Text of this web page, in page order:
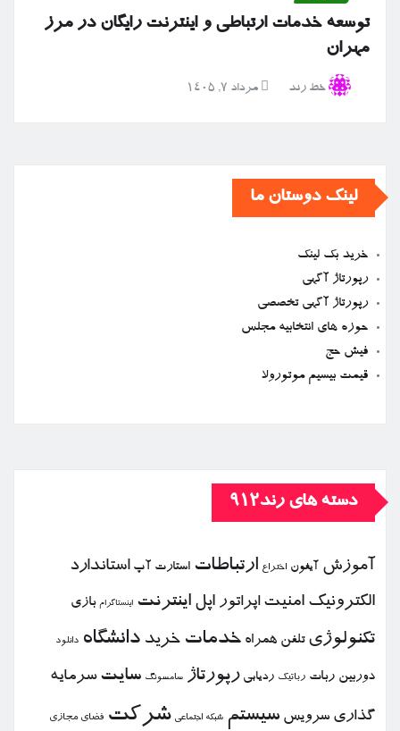
توسعه خدمات ارتباطی و اینترنت رایگان در مرز
مهران
خط رند مرداد ۷, ۱۴۰۵
لینک دوستان ما
خرید بک لینک
رپورتاژ آگهی
رپورتاژ آگهی تخصصی
حوزه های انتخابیه مجلس
فیش حج
قیمت بیسیم موتورولا
دسته های رند912
آموزش آیفون اختراع ارتباطات استارت آپ استاندارد
الكترونیك امنیت اپراتور اپل اینترنت اینستاگرام بازی
تكنولوژی تلفن همراه خدمات خرید دانشگاه دانلود
دوربین ربات رباتیك ردیابی رپورتاژ سامسونگ سایت سرمایه
گذاری سرویس سیستم شبكه اجتماعی شركت فضای مجازی